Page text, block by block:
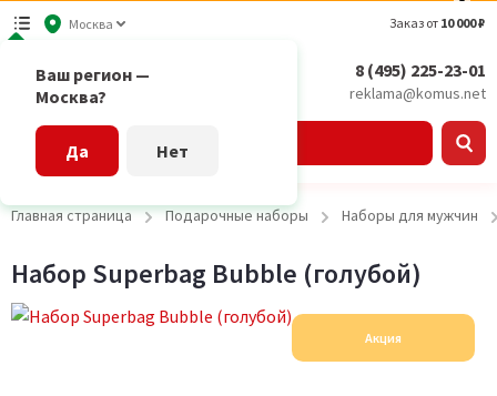
Москва
Ваш регион —
Москва?
Да Нет
Заказ от 10 000 ₽
8 (495) 225-23-01
reklama@komus.net
Главная страница Подарочные наборы Наборы для мужчин
Набор Superbag Bubble (голубой)
Акция